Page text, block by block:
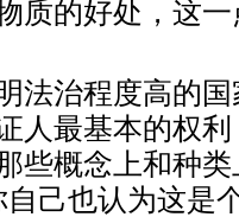
质的好处，这
法治程度高的
人最基本的权
些概念上和种
自己也认为这是